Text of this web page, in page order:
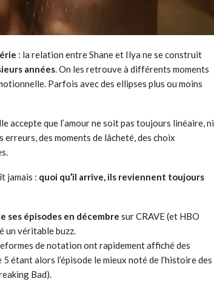
: la relation entre Shane et Ilya ne se construit
années. On les retrouve à différents moments
Parfois avec des ellipses plus ou moins
accepte que l’amour ne soit pas toujours linéaire, ni
des moments de lâcheté, des choix
jamais : quoi qu’il arrive, ils reviennent toujours
ses épisodes en décembre sur CRAVE (et HBO
un véritable buzz.
de notation ont rapidement affiché des
5 étant alors l’épisode le mieux noté de l’histoire des
Bad).